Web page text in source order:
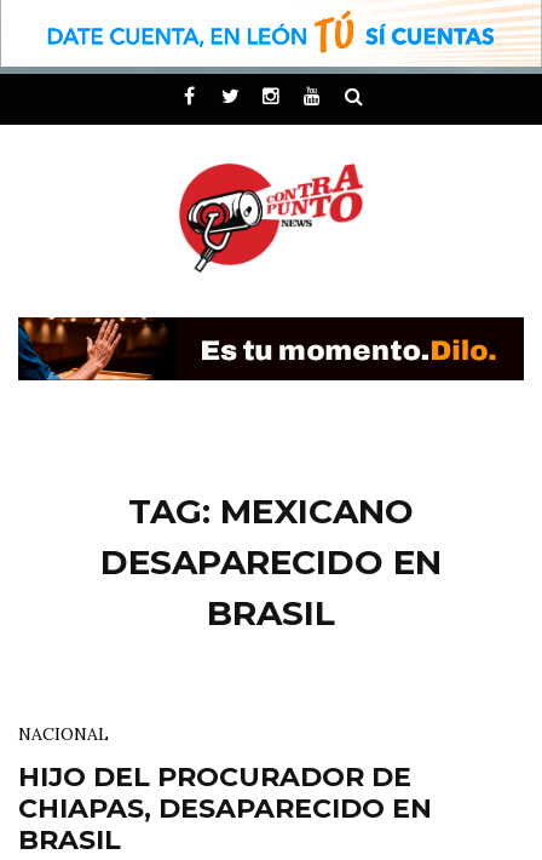
TAG: MEXICANO
DESAPARECIDO EN
BRASIL
NACIONAL
HIJO DEL PROCURADOR DE
CHIAPAS, DESAPARECIDO EN
BRASIL